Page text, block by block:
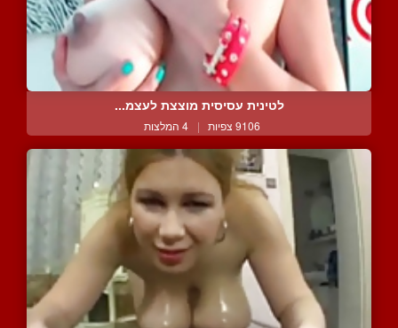
לטינית עסיסית מוצצת לעצמ...
9106 צפיות | 4 המלצות